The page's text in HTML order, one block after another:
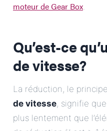
moteur de Gear Box.
Qu’est-ce
de vitesse?
La réduction, le
de vitesse, signifie
plus lentement que